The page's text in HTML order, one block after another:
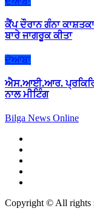
ਕੈਂਪ ਦੌਰਾਨ ਗੰਨਾ
ਬਾਰੇ ਜਾਗਰੂਕ ਕੀਤਾ
ਦੋਆਬਾ
ਐਸ.ਆਈ.ਆਰ.
ਨਾਲ ਮੀਟਿੰਗ
Bilga News Online
Copyright © All rights